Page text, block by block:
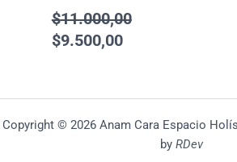
$11.000,00
$9.500,00
Copyright © 2026 Anam Cara Espacio
by RDev